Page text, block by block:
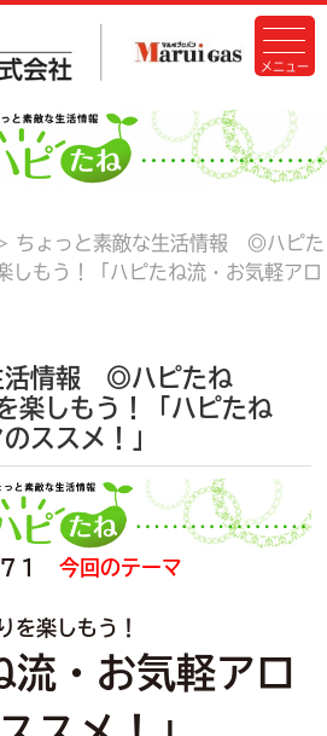
ちょっと素敵な生活情報 ◎ハピた
もう！「ハピたね流・お気軽アロ
活情報 ◎ハピたね
しもう！「ハピたね
ススメ！」
１ 今回のテーマ
を楽しもう！
流・お気軽アロ